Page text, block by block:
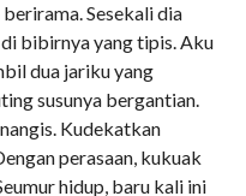
Sesekali dia
bibirnya yang tipis. Aku
dua jariku yang
susunya bergantian.
Kudekatkan
perasaan, kukuak
hidup, baru kali ini